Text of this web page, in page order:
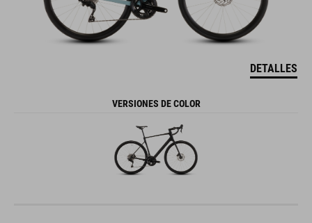
DETALLES
VERSIONES DE COLOR